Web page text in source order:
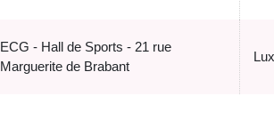
ECG - Hall de Sports - 21 rue
Marguerite de Brabant